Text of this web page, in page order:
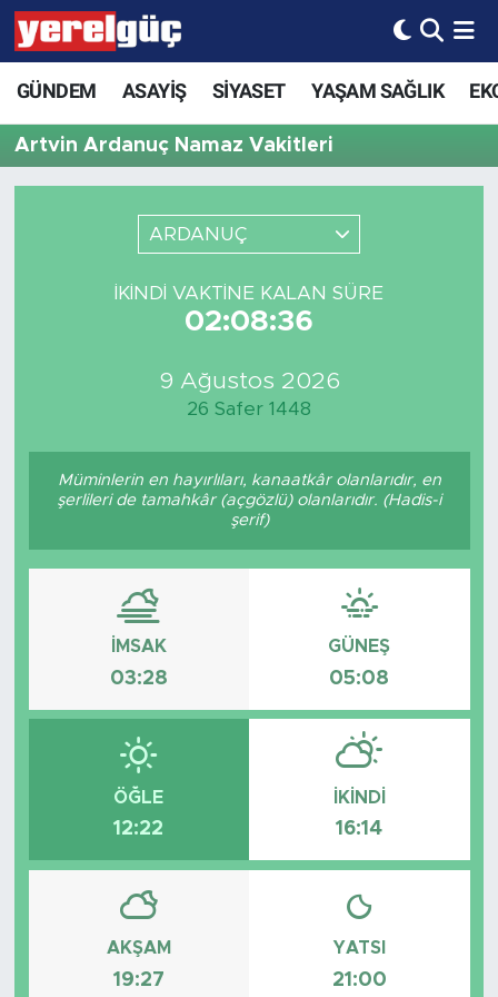
GÜNDEM ASAYİŞ SİYASET YAŞAM SAĞLIK
Artvin Ardanuç Namaz Vakitleri
ARDANUÇ
İKINDI VAKTINE KALAN SÜRE
02:08:36
9 Ağustos 2026
26 Safer 1448
Müminlerin en hayırlıları, kanaatkâr olanlarıdır, en
şerlileri de tamahkâr (açgözlü) olanlarıdır. (Hadis-i
şerif)
İMSAK
03:28
GÜNEŞ
05:08
ÖĞLE
12:22
İKINDI
16:14
AKŞAM
19:27
YATSI
21:00